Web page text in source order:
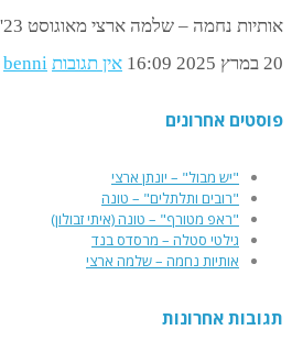
אותיות נחמה – שלמה ארצי מאוגוסט 23' לא כתבתי כאן, תעשו את החשבון. אמרתי לעצמי: אם לחזור – אז עם
20 במרץ 2025
16:09 אין תגובות benni
פוסטים אחרונים
"יש מבול" – יונתן ארצי
"רובים ותלתלים" – טונה
"ראפ מטורף" – טונה (איתי זבולון)
גילטי סטלה – מרסדס בנד
אותיות נחמה – שלמה ארצי
תגובות אחרונות